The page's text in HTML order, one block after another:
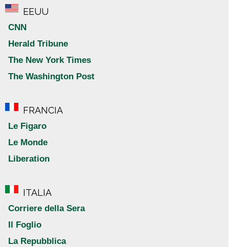
EEUU
CNN
Herald Tribune
The New York Times
The Washington Post
FRANCIA
Le Figaro
Le Monde
Liberation
ITALIA
Corriere della Sera
Il Foglio
La Repubblica